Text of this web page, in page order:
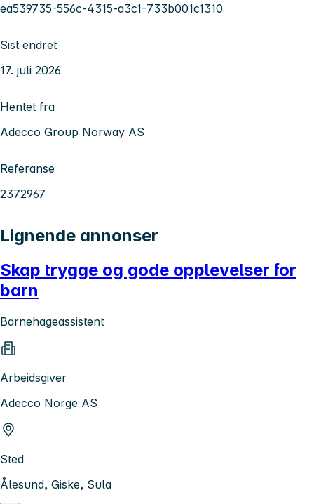
ea539735-556c-4315-a3c1-733b001c1310
Sist endret
17. juli 2026
Hentet fra
Adecco Group Norway AS
Referanse
2372967
Lignende annonser
Skap trygge og gode opplevelser for
barn
Barnehageassistent
Arbeidsgiver
Adecco Norge AS
Sted
Ålesund, Giske, Sula